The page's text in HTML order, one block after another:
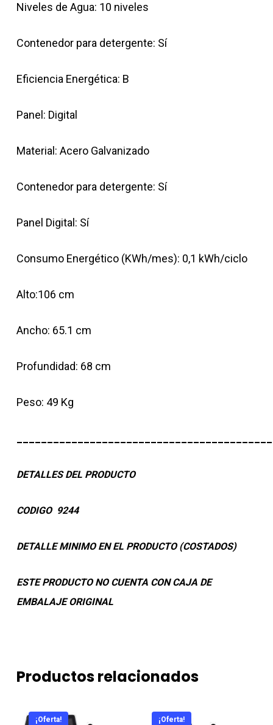
Niveles de Agua: 10 niveles
Contenedor para detergente: Sí
Eficiencia Energética: B
Panel: Digital
Material: Acero Galvanizado
Contenedor para detergente: Sí
Panel Digital: Sí
Consumo Energético (KWh/mes): 0,1 kWh/ciclo
Alto:106 cm
Ancho: 65.1 cm
Profundidad: 68 cm
Peso: 49 Kg
DETALLES DEL PRODUCTO
CODIGO 9244
DETALLE MINIMO EN EL PRODUCTO (COSTADOS)
ESTE PRODUCTO NO CUENTA CON CAJA DE
EMBALAJE ORIGINAL
Productos relacionados
¡Oferta! ¡Oferta!